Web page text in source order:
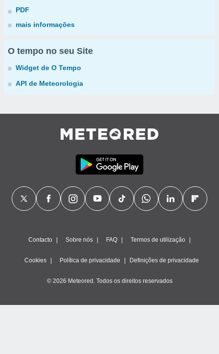
PDF
mais informações
O tempo no seu Site
Widget de O Tempo
API de Meteorologia
Contacto Sobre nós FAQ Termos de utilização
Cookies Política de privacidade Definições de privacidade
© 2026 Meteored. Todos os direitos reservados